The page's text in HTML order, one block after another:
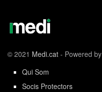
© 2021 Medi.cat - Powered by
Qui Som
Socis Protectors